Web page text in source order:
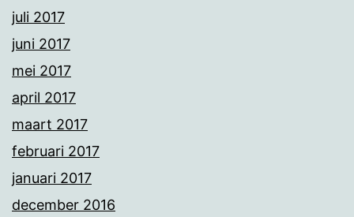
juli 2017
juni 2017
mei 2017
april 2017
maart 2017
februari 2017
januari 2017
december 2016